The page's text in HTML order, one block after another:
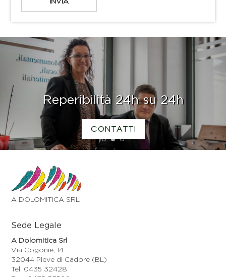
1 2 3
Reperibilità 24h su 24h
CONTATTI
A DOLOMITICA SRL
Sede Legale
A Dolomitica Srl
Via Cogonie, 14
32044 Pieve di Cadore (BL)
Tel. 0435 32428